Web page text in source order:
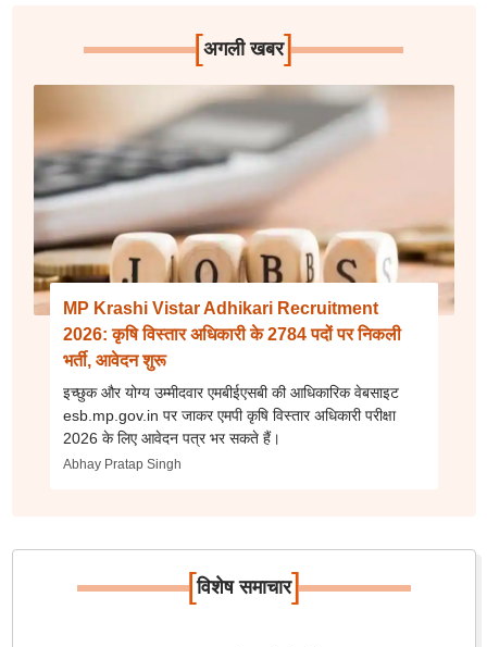
[अगली खबर]
MP Krashi Vistar Adhikari Recruitment
2026: कृषि विस्तार अधिकारी के 2784 पदों पर निकली
भर्ती, आवेदन शुरू
इच्छुक और योग्य उम्मीदवार एमबीईएसबी की आधिकारिक वेबसाइट
esb.mp.gov.in पर जाकर एमपी कृषि विस्तार अधिकारी परीक्षा
2026 के लिए आवेदन पत्र भर सकते हैं।
Abhay Pratap Singh
[विशेष समाचार]